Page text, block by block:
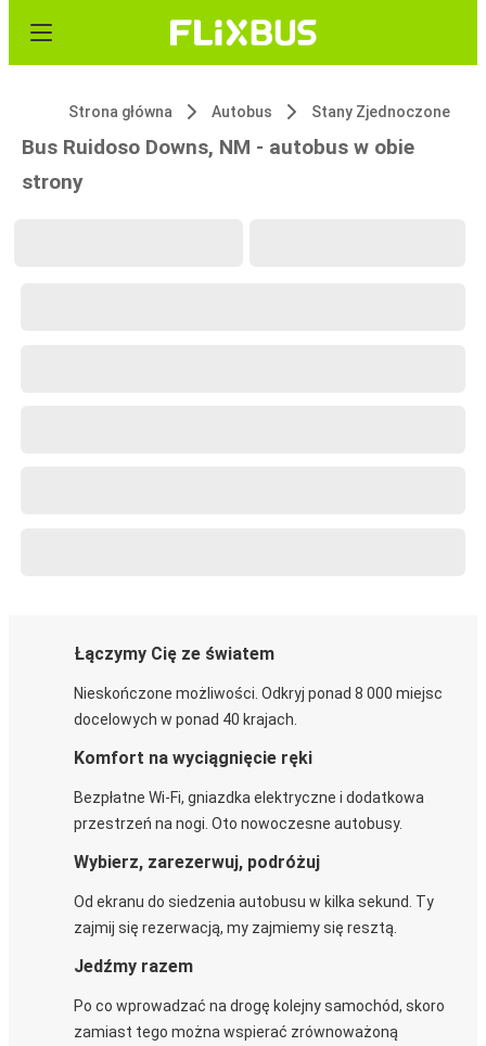
Strona główna Autobus Stany Zjednoczone
Bus Ruidoso Downs, NM - autobus w obie
strony
Łączymy Cię ze światem
Nieskończone możliwości. Odkryj ponad 8 000 miejsc
docelowych w ponad 40 krajach.
Komfort na wyciągnięcie ręki
Bezpłatne Wi-Fi, gniazdka elektryczne i dodatkowa
przestrzeń na nogi. Oto nowoczesne autobusy.
Wybierz, zarezerwuj, podróżuj
Od ekranu do siedzenia autobusu w kilka sekund. Ty
zajmij się rezerwacją, my zajmiemy się resztą.
Jedźmy razem
Po co wprowadzać na drogę kolejny samochód, skoro
zamiast tego można wspierać zrównoważoną